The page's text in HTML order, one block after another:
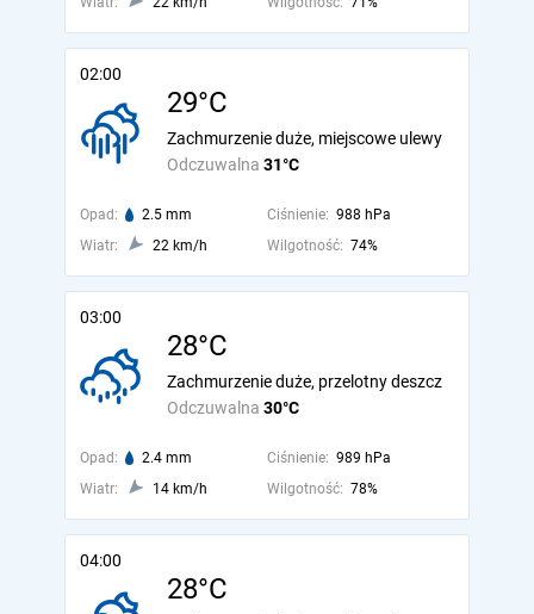
02:00
29°C
Odczuwalna 31°C
Zachmurzenie duże, miejscowe ulewy
Opad: 2.5 mm Ciśnienie: 988 hPa
Wiatr:
22 km/h Wilgotność: 74%
03:00
28°C
Odczuwalna 30°C
Zachmurzenie duże, przelotny deszcz
Opad: 2.4 mm Ciśnienie: 989 hPa
Wiatr:
14 km/h Wilgotność: 78%
04:00
28°C